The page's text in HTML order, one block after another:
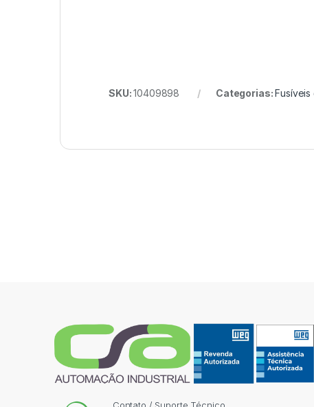
SKU:10409898 Categorias:
Contato / Suporte Técnico